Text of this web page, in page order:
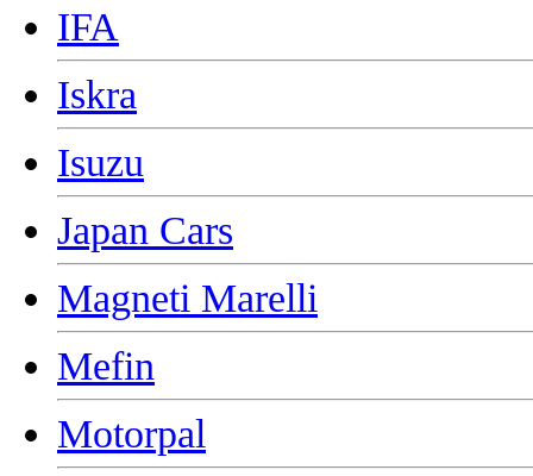
IFA
Iskra
Isuzu
Japan Cars
Magneti Marelli
Mefin
Motorpal